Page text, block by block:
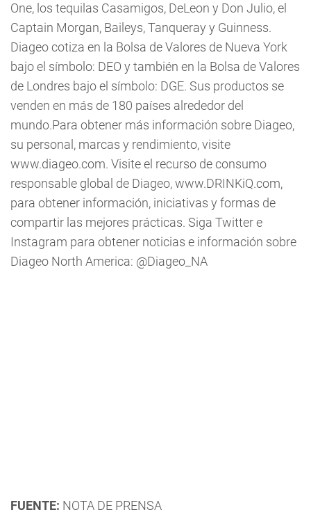
One, los tequilas Casamigos, DeLeon y Don Julio, el
Captain Morgan, Baileys, Tanqueray y Guinness.
Diageo cotiza en la Bolsa de Valores de Nueva York
bajo el símbolo: DEO y también en la Bolsa de Valores
de Londres bajo el símbolo: DGE. Sus productos se
venden en más de 180 países alrededor del
mundo.Para obtener más información sobre Diageo,
su personal, marcas y rendimiento, visite
www.diageo.com. Visite el recurso de consumo
responsable global de Diageo, www.DRINKiQ.com,
para obtener información, iniciativas y formas de
compartir las mejores prácticas. Siga Twitter e
Instagram para obtener noticias e información sobre
Diageo North America: @Diageo_NA
FUENTE: NOTA DE PRENSA